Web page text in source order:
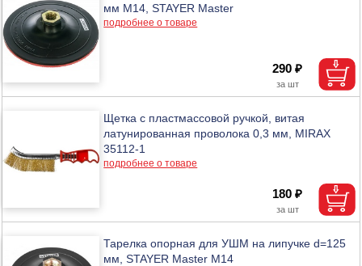
мм М14, STAYER Master
подробнее о товаре
290 ₽
Щетка с пластмассовой ручкой, витая
латунированная проволока 0,3 мм, MIRAX
35112-1
подробнее о товаре
180 ₽
Тарелка опорная для УШМ на липучке d=125
мм, STAYER Master М14